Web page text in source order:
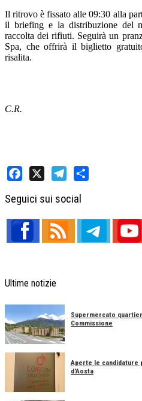
Il ritrovo è fissato alle 09:30 alla
il briefing e la distribuzione del
raccolta dei rifiuti. Seguirà un
Spa, che offrirà il biglietto
risalita.
C.R.
Seguici sui social
Ultime notizie
Supermercato
Commissione
Aperte le candidature
d'Aosta